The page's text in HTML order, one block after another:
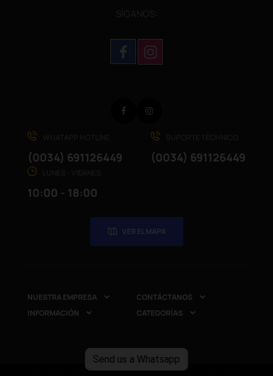
Send us a Whatsapp
(0034) 691126449 (0034) 691126449
10:00 - 18:00
VER EL MAPA
Facebook
NUESTRA EMPRESA  CONTÁCTANOS 
INFORMACIÓN  CATEGORÍAS 